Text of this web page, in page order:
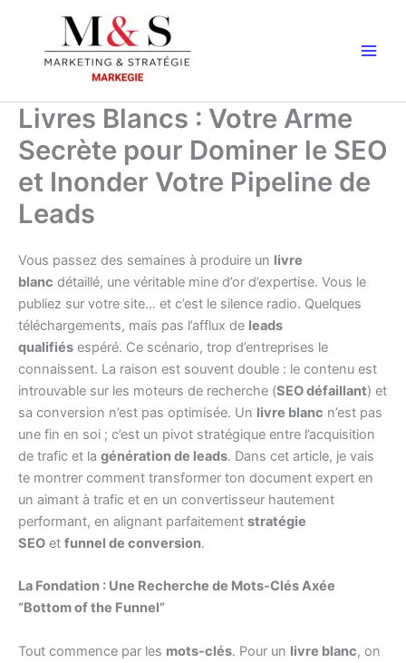
contenu
Livres Blancs : Votre Arme
Secrète pour Dominer le SEO
et Inonder Votre Pipeline de
Leads
Vous passez des semaines à produire un livre
blanc détaillé, une véritable mine d’or d’expertise. Vous le
publiez sur votre site… et c’est le silence radio. Quelques
téléchargements, mais pas l’afflux de leads
qualifiés espéré. Ce scénario, trop d’entreprises le
connaissent. La raison est souvent double : le contenu est
introuvable sur les moteurs de recherche (SEO défaillant) et
sa conversion n’est pas optimisée. Un livre blanc n’est pas
une fin en soi ; c’est un pivot stratégique entre l’acquisition
de trafic et la génération de leads. Dans cet article, je vais
te montrer comment transformer ton document expert en
un aimant à trafic et en un convertisseur hautement
performant, en alignant parfaitement stratégie
SEO et funnel de conversion.
La Fondation : Une Recherche de Mots-Clés Axée
“Bottom of the Funnel”
Tout commence par les mots-clés. Pour un livre blanc, on